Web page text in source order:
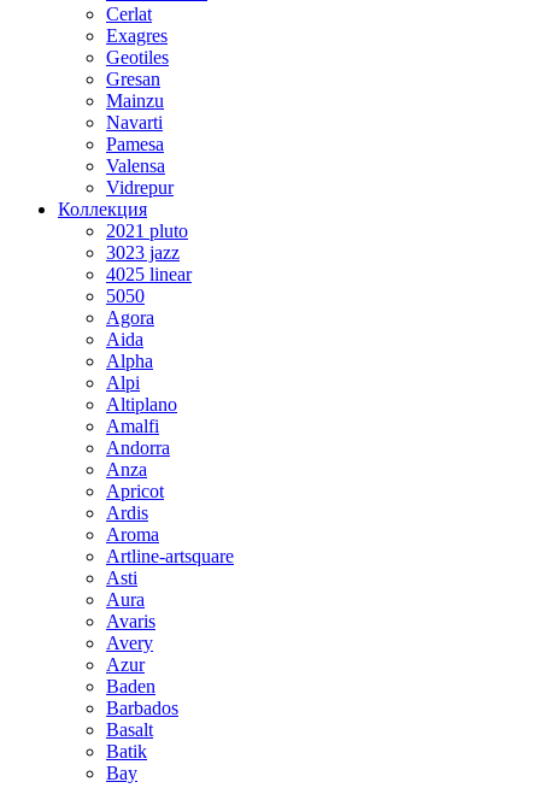
Cerlat
Exagres
Geotiles
Gresan
Mainzu
Navarti
Pamesa
Valensa
Vidrepur
Коллекция
2021 pluto
3023 jazz
4025 linear
5050
Agora
Aida
Alpha
Alpi
Altiplano
Amalfi
Andorra
Anza
Apricot
Ardis
Aroma
Artline-artsquare
Asti
Aura
Avaris
Avery
Azur
Baden
Barbados
Basalt
Batik
Bay